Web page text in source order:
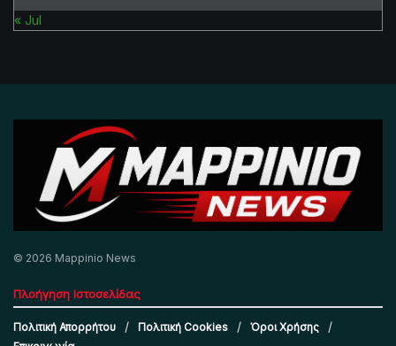
« Jul
© 2026 Mappinio News
Πλοήγηση Ιστοσελίδας
Πολιτική Απορρήτου Πολιτική Cookies
Όροι Χρήσης